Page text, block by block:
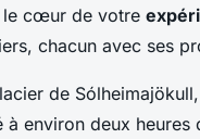
le cœur de votre
chacun avec ses
de
à environ deux